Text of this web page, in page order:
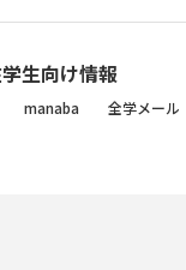
生向け情報
manaba 全学メール